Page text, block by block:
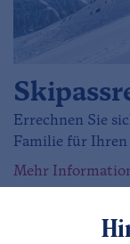
Errechnen Sie
Familie für
Mehr